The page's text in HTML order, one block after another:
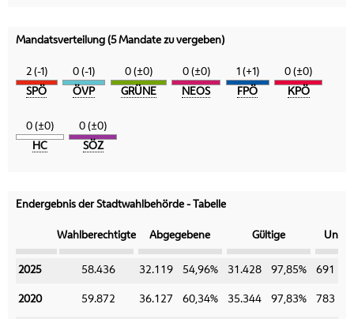
Mandatsverteilung (5 Mandate zu vergeben)
2 (-1)
SPÖ
0 (-1)
ÖVP
0 (±0)
GRÜNE
0 (±0)
NEOS
1 (+1)
FPÖ
0 (±0)
KPÖ
0 (±0)
HC
0 (±0)
SÖZ
Endergebnis der Stadtwahlbehörde - Tabelle
Kategorie
Wahlberechtigte Abgegebene Gültige
58.436 32.119 54,96% 31.428 97,85% 691
202059.872 36.127 60,34% 35.344 97,83% 783
2025
2020